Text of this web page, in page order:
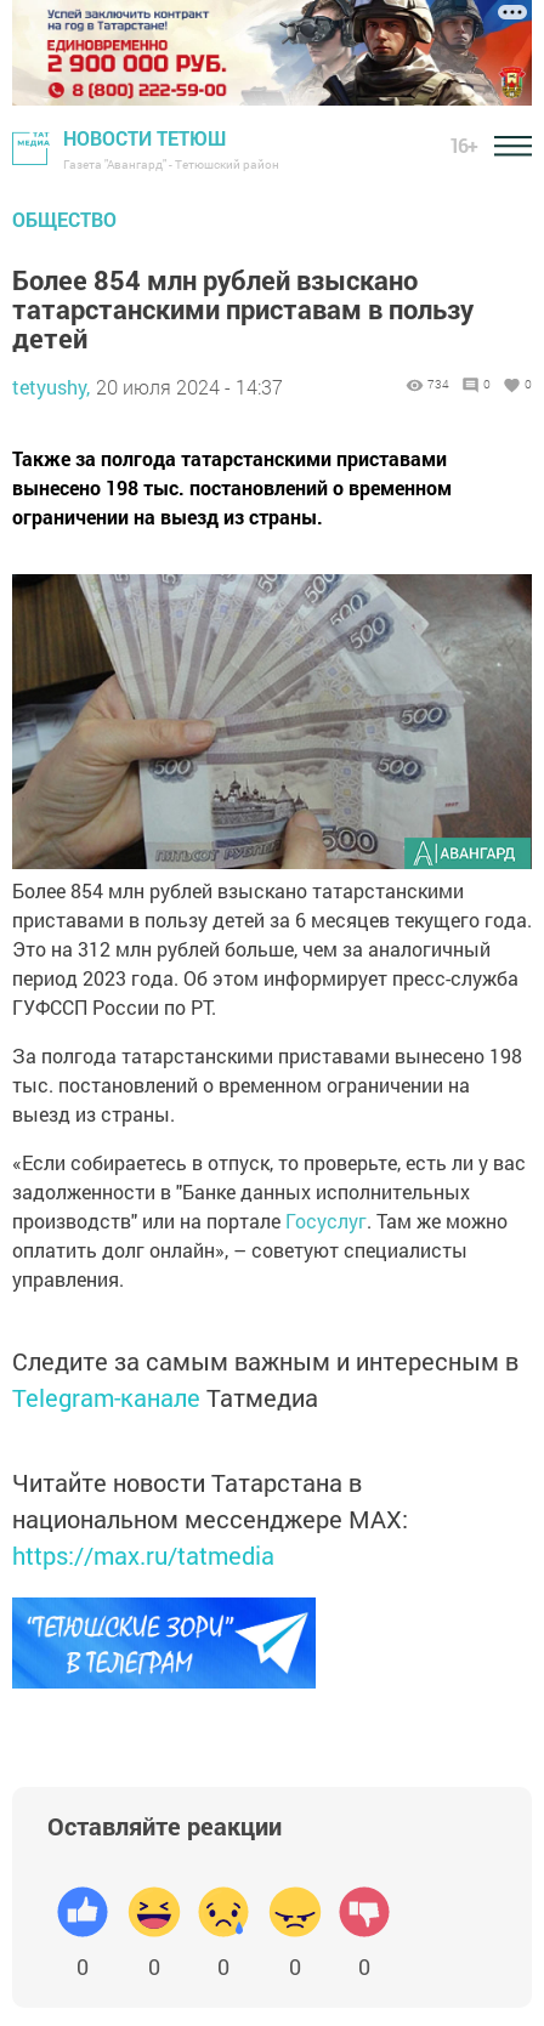
НОВОСТИ ТЕТЮШ
Газета "Авангард" - Тетюшский район
16+
ОБЩЕСТВО
Более 854 млн рублей взыскано
татарстанскими приставам в пользу
детей
tetyushy, 20 июля 2024 - 14:37 734 0 0
Также за полгода татарстанскими приставами
вынесено 198 тыс. постановлений о временном
ограничении на выезд из страны.
Более 854 млн рублей взыскано татарстанскими
приставами в пользу детей за 6 месяцев текущего года.
Это на 312 млн рублей больше, чем за аналогичный
период 2023 года. Об этом информирует пресс-служба
ГУФССП России по РТ.
За полгода татарстанскими приставами вынесено 198
тыс. постановлений о временном ограничении на
выезд из страны.
«Если собираетесь в отпуск, то проверьте, есть ли у вас
задолженности в "Банке данных исполнительных
производств" или на портале Госуслуг. Там же можно
оплатить долг онлайн», – советуют специалисты
управления.
Следите за самым важным и интересным в
Telegram-канале Татмедиа
Читайте новости Татарстана в
национальном мессенджере MАХ:
https://max.ru/tatmedia
Оставляйте реакции
0 0 0 0 0